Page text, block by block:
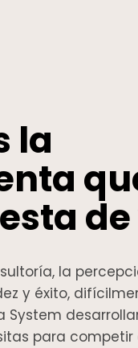
la
la
y éxito,
System
para